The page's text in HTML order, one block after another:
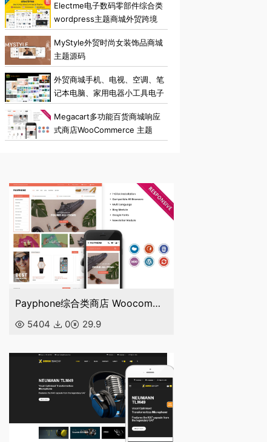
Electme电子数码零部件综合类
wordpress主题商城外贸跨境
电商源码
MyStyle外贸时尚女装饰品商城
主题源码
外贸商城手机、电视、空调、笔
记本电脑、家用电器小工具电子
商店 Elementor
WooCommerce 主题
Megacart多功能百货商城响应
式商店WooCommerce 主题
Payphone综合类商店 Woocommerce响应式主题Wordpress主题
5404 0 29.9